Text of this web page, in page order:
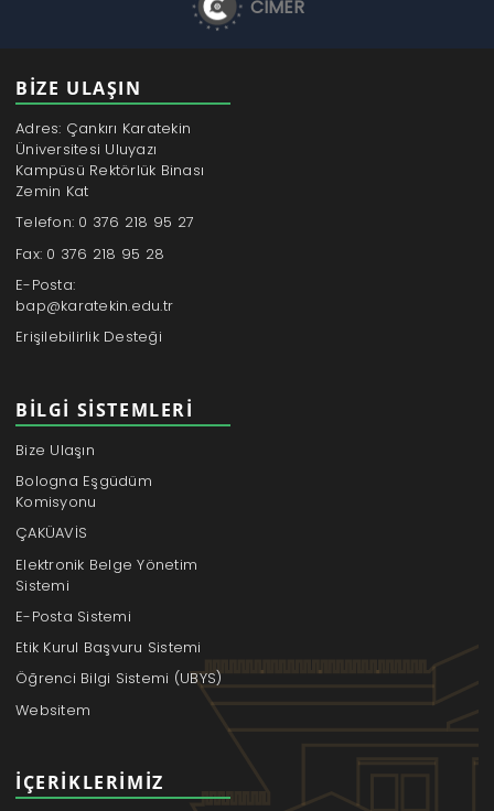
CİMER
BİZE ULAŞIN
Adres: Çankırı Karatekin
Üniversitesi Uluyazı
Kampüsü Rektörlük Binası
Zemin Kat
Telefon: 0 376 218 95 27
Fax: 0 376 218 95 28
E-Posta:
bap@karatekin.edu.tr
Erişilebilirlik Desteği
BILGI SISTEMLERI
Bize Ulaşın
Bologna Eşgüdüm
Komisyonu
ÇAKÜAVİS
Elektronik Belge Yönetim
Sistemi
E-Posta Sistemi
Etik Kurul Başvuru Sistemi
Öğrenci Bilgi Sistemi (UBYS)
Websitem
İÇERIKLERIMIZ